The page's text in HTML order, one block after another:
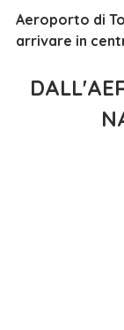
Aeroporto di
arrivare in